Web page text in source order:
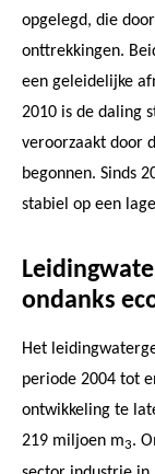
opgelegd, die
onttrekkingen.
een geleidelijke
2010 is de daling
veroorzaakt door
begonnen. Sinds
stabiel op een
ondanks
Het
periode 2004 tot
ontwikkeling te
219 miljoen m3.